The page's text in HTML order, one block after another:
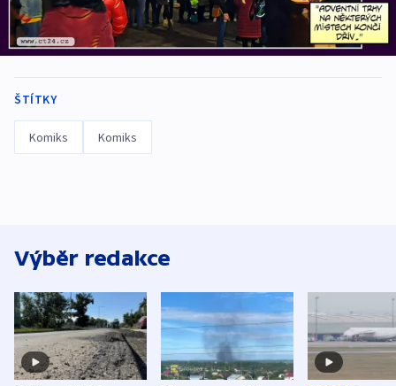
ŠTÍTKY
Komiks Komiks
Výběr redakce